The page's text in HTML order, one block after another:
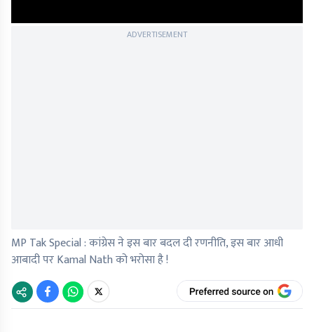
ADVERTISEMENT
MP Tak Special : कांग्रेस ने इस बार बदल दी रणनीति, इस बार आधी
आबादी पर Kamal Nath को भरोसा है !